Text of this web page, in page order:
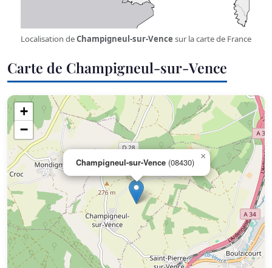
Localisation deChampigneul-sur-Vencesur la carte de France
Carte de Champigneul-sur-Vence
Champigneul-sur-Vence (08430)
×
+
−